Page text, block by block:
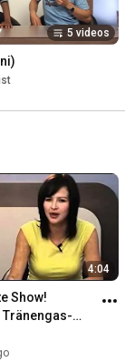
5 videos
4:04
Show!
Tränengas-
Daumen